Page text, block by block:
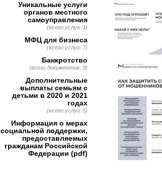
Уникальные услуги
органов местного
самоуправления
(всего услуг: 1)
МФЦ для бизнеса
(всего услуг: 7)
Банкротство
(всего документов: 3)
Дополнительные
выплаты семьям с
детьми в 2020 и 2021
годах
(всего услуг: 5)
Информация о мерах
социальной поддержки,
предоставляемых
гражданам Российской
Федерации (pdf)